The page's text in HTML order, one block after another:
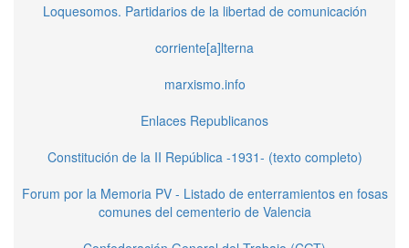
Loquesomos. Partidarios de la libertad de comunicación
corriente[a]lterna
marxismo.info
Enlaces Republicanos
Constitución de la II República -1931- (texto completo)
Forum por la Memoria PV - Listado de enterramientos en fosas
comunes del cementerio de Valencia